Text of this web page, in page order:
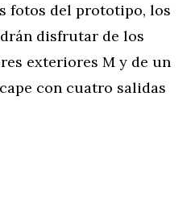
fotos del prototipo, los
disfrutar de los
exteriores M y de un
con cuatro salidas